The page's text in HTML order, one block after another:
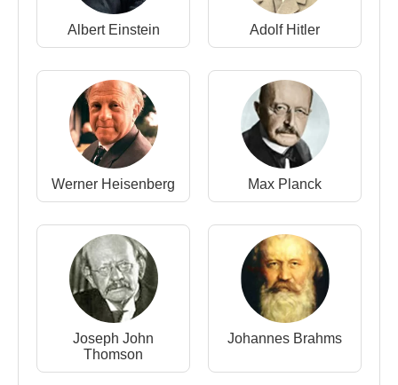
becerisine büyük katkıları oldu. Aynı zamanda
Schwarzschild’den astronomi,Woldemar
Voigt’den fizik eğitimi aldı. 1905yılında,Hermann
Minkowskiile özel görelilik üzerine araştırmalar
yaptı ve daha sonra Thomson atom modeli üzerine
habilitasyon tezi yazdı.
“Elastik Çizgilerin Kararlığı” adını taşıyan
çalışmasıyla Göttingen Felsefe Fakültesi Ödülü‘ne
layık görüldü. Aynı çalışma ile 1907 yılında
Göttingen Üniversitesi
’nden doktor unvanıyla
mezun olduktan sonra
Joseph LarmorveJoseph
John Thomsonile çalışmak üzere kısa süreliğine
İngiltere'de Cambridge’e gitti.
Breslau’ya döndüğü 1908-1909 yılları arasında
Otto Lummerve Ernst Pringsheimile birlikte
görelilik teorisi üzerine çalıştılar. Bu süre zarfında
Albert Einstein Adolf Hitler
Werner Heisenberg Max Planck
Joseph John
Thomson
Johannes Brahms